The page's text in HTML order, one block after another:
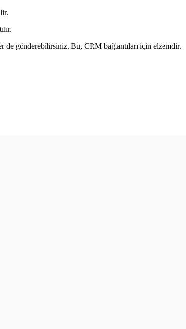
de gönderebilirsiniz. Bu, CRM bağlantıları için elzemdir.